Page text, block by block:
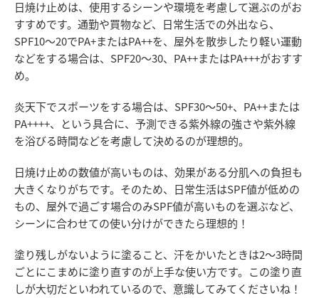
日焼け止めは、使用するシーンや環境を考慮して選ぶのがお
すすめです。通勤や買物など、日常生活での外出なら、
SPF10～20でPA+またはPA++を、屋外を散歩したり軽い運動
などをする場合は、SPF20～30、PA++またはPA+++がおすす
め。
炎天下でスポーツをする場合は、SPF30～50+、PA++または
PA++++、という具合に、予測できる紫外線の強さや紫外線
を浴びる時間などを考慮して決めるのが理想的。
日焼け止めの数値が高いものは、効果がある分肌への負担も
大きくなりがちです。そのため、日常生活はSPF値が低めの
もの、屋外で過ごす場合のみSPF値が高いものを選ぶなど、
シーンに合わせての使い分けができたら理想的！
塗り残しがないように塗ること、汗をかいたときは2～3時間
ごとにこまめに塗り直すのが上手な使い方です。この塗り直
しが大切だといわれているので、意識してみてくださいね！